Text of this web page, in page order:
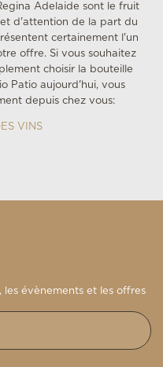
Adelaide sont le fruit
et d'attention de la part du
certainement l'un
offre. Si vous souhaitez
choisir la bouteille
Patio aujourd'hui, vous
depuis chez vous:
VINS
les évènements et les offres